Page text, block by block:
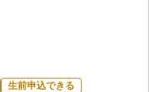
生前申込できる